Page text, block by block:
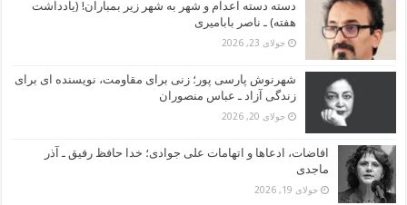
دسته دسته اعدام و شهر به شهر زیر بمباران! (یادداشت
هفته) ـ ناصر بابامیری
جولای 23, 2026
شهرنوش پارسی پور؛ زنی برای مقاومت، نویسنده ای برای
زندگی آزاد ـ عباس منصوران
جولای 20, 2026
افاضات، ادعاها و اتهامات علی جوادی؛ خدا حافظ رفیق ـ آذر
ماجدی
جولای 19, 2026